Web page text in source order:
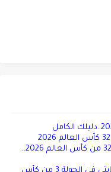
موعد مباراة المغرب ضد هولندا في دور الـ32 من كأس العالم 2026..